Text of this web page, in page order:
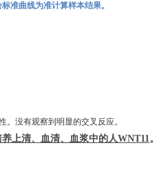
准曲线为准计算样本结果。
。没有观察到明显的交叉反应。
上清、血清、血浆中的人WNT11。